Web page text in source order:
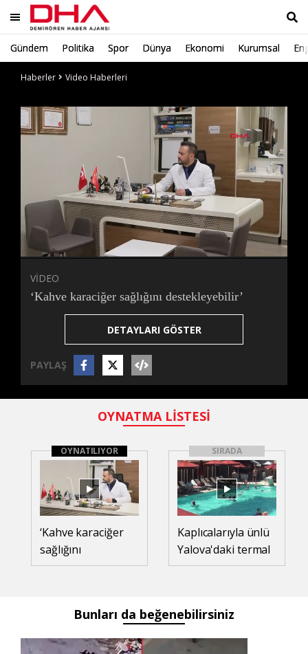
Gündem Politika Spor Dünya Ekonomi Kurumsal
Haberler
Video Haberleri
Süre Toplam
Süre Yüklendi:
0%
Yükleniyor:
0%
VİDEO
‘Kahve karaciğer sağlığını destekleyebilir’
DETAYLARI GÖSTER
PAYLAŞ
OYNATMA LİSTESİ
OYNATILIYOR
‘Kahve karaciğer
sağlığını
destekleyebilir’
SIRADA
Kaplıcalarıyla ünlü
Yalova'daki termal
tesisler sıcak
Bunları da beğenebilirsiniz